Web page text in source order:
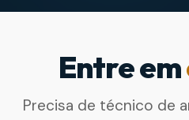
Entre em
Precisa de técnico de